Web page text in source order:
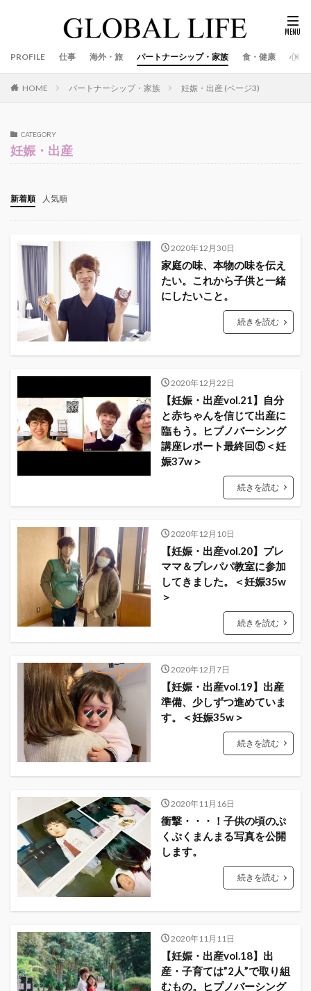
PROFILE 仕事 海外・旅 パートナーシップ・家族 食・健康 心
HOME パートナーシップ・家族 妊娠・出産 (ページ3)
CATEGORY
妊娠・出産
新着順 人気順
2020年12月30日
家庭の味、本物の味を伝え
たい。これから子供と一緒
にしたいこと。
続きを読む
2020年12月22日
【妊娠・出産vol.21】自分
と赤ちゃんを信じて出産に
臨もう。ヒプノバーシング
講座レポート最終回⑤＜妊
娠37w＞
続きを読む
2020年12月10日
【妊娠・出産vol.20】プレ
ママ＆プレパパ教室に参加
してきました。＜妊娠35w
＞
続きを読む
2020年12月7日
【妊娠・出産vol.19】出産
準備、少しずつ進めていま
す。＜妊娠35w＞
続きを読む
2020年11月16日
衝撃・・・！子供の頃のぷ
くぷくまんまる写真を公開
します。
続きを読む
2020年11月11日
【妊娠・出産vol.18】出
産・子育ては”2人”で取り組
むもの。ヒプノバーシング